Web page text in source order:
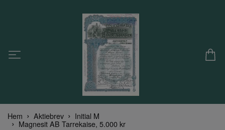
Hem Aktiebrev Initial M
Magnesit AB Tarrekaise, 5.000 kr